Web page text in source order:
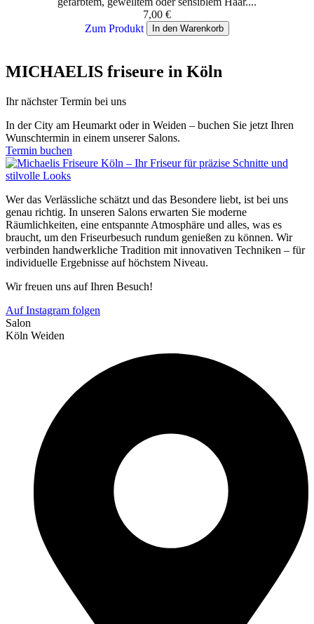
7,00 €
Zum Produkt
In den Warenkorb
MICHAELIS friseure in Köln
Ihr nächster Termin bei uns
In der City am Heumarkt oder in Weiden – buchen Sie jetzt Ihren
Wunschtermin in einem unserer Salons.
Termin buchen
Wer das Verlässliche schätzt und das Besondere liebt, ist bei uns
genau richtig. In unseren Salons erwarten Sie moderne
Räumlichkeiten, eine entspannte Atmosphäre und alles, was es
braucht, um den Friseurbesuch rundum genießen zu können. Wir
verbinden handwerkliche Tradition mit innovativen Techniken – für
individuelle Ergebnisse auf höchstem Niveau.
Wir freuen uns auf Ihren Besuch!
Auf Instagram folgen
Salon
Köln Weiden